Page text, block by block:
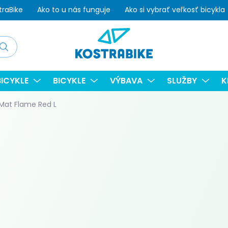
Ako to u nás funguje Ako si vybrať veľkosť bicykla
BICYKLE VÝBAVA SLUŽBY
Flame Red L